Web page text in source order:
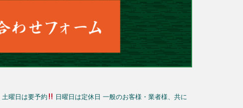
土曜日は要予約 日曜日は定休日 一般のお客様・業者様、共に